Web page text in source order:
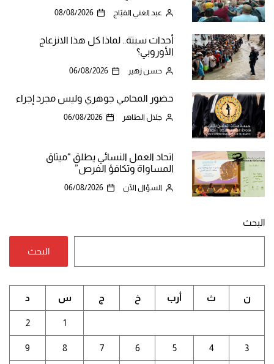
عبد الغني القبّاج 08/08/2026
أحداث سبتة.. لماذا كل هذا الانزعاج
الأوروبي؟
حسن زهير 06/08/2026
حضور المحامي جوهري وليس مجرد إجراء
جلال الطاهر 06/08/2026
اتحاد العمل النسائي يطلق “ميثاق
المساواة وتكافؤ الفرص”
السؤال الآن 06/08/2026
البحث
البحث
ن ث أرب خ ج س د
1
2
3
4
5
6
7
8
9